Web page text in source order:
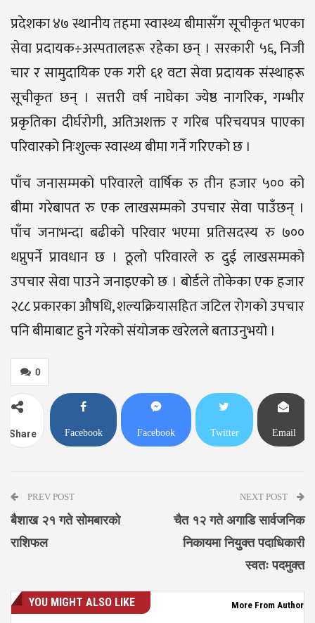
प्रदेशका ४७ स्थानीय तहमा स्वास्थ्य बीमासँग सूचीकृत भएका
सेवा प्रदायक÷अस्पतालहरू रहेका छन् । सरकारी ५६, निजी
चार र सामुदायिक एक गरी ६१ वटा सेवा प्रदायक संस्थाहरू
सूचीकृत छन् । सत्तरी वर्ष नाघेका ज्येष्ठ नागरिक, गम्भीर
प्रकृतिका दीर्घरोगी, अतिअशक्त र गरिब परिचयपत्र पाएका
परिवारको निःशुल्क स्वास्थ्य बीमा गर्ने गरिएको छ ।
पाँच जनासम्मको परिवारले वार्षिक रु तीन हजार ५०० को
बीमा गरेबापत रु एक लाखसम्मको उपचार सेवा पाउँछन् ।
पाँच जनाभन्दा बढीको परिवार भएमा प्रतिसदस्य रु ७००
थप्नुपर्ने प्रावधान छ । ठूलो परिवारले रु दुई लाखसम्मको
उपचार सेवा पाउने जनाइएको छ । बोर्डले तोकेका एक हजार
२८८ प्रकारका औषधि, शल्यक्रियासहित जटिल रोगको उपचार
पनि बीमाबाट हुने गरेको संयोजक खरेलले बताउनुभयो ।
0
Share Facebook Facebook Twitter Email
PREV POST
बैशाख २१ गते सोमबारको
राशिफल
NEXT POST
चैत १२ गते अगाडि सार्वजनिक
निकायमा नियुक्त पदाधिकारी
स्वतः पदमुक्त
YOU MIGHT ALSO LIKE More From Author